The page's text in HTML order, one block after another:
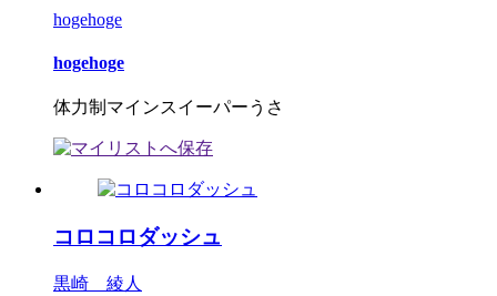
hogehoge
hogehoge
体力制マインスイーパーうさ
コロコロダッシュ
黒崎 綾人